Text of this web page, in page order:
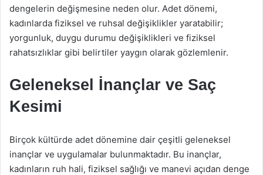
dengelerin değişmesine neden olur. Adet dönemi,
kadınlarda fiziksel ve ruhsal değişiklikler yaratabilir;
yorgunluk, duygu durumu değişiklikleri ve fiziksel
rahatsızlıklar gibi belirtiler yaygın olarak gözlemlenir.
Geleneksel İnançlar ve Saç
Kesimi
Birçok kültürde adet dönemine dair çeşitli geleneksel
inançlar ve uygulamalar bulunmaktadır. Bu inançlar,
kadınların ruh hali, fiziksel sağlığı ve manevi açıdan denge